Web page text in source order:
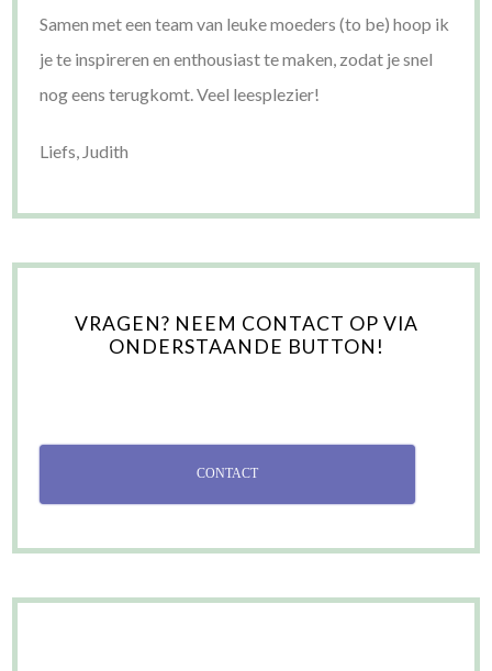
Samen met een team van leuke moeders (to be) hoop ik
je te inspireren en enthousiast te maken, zodat je snel
nog eens terugkomt. Veel leesplezier!
Liefs, Judith
VRAGEN? NEEM CONTACT OP VIA
ONDERSTAANDE BUTTON!
CONTACT